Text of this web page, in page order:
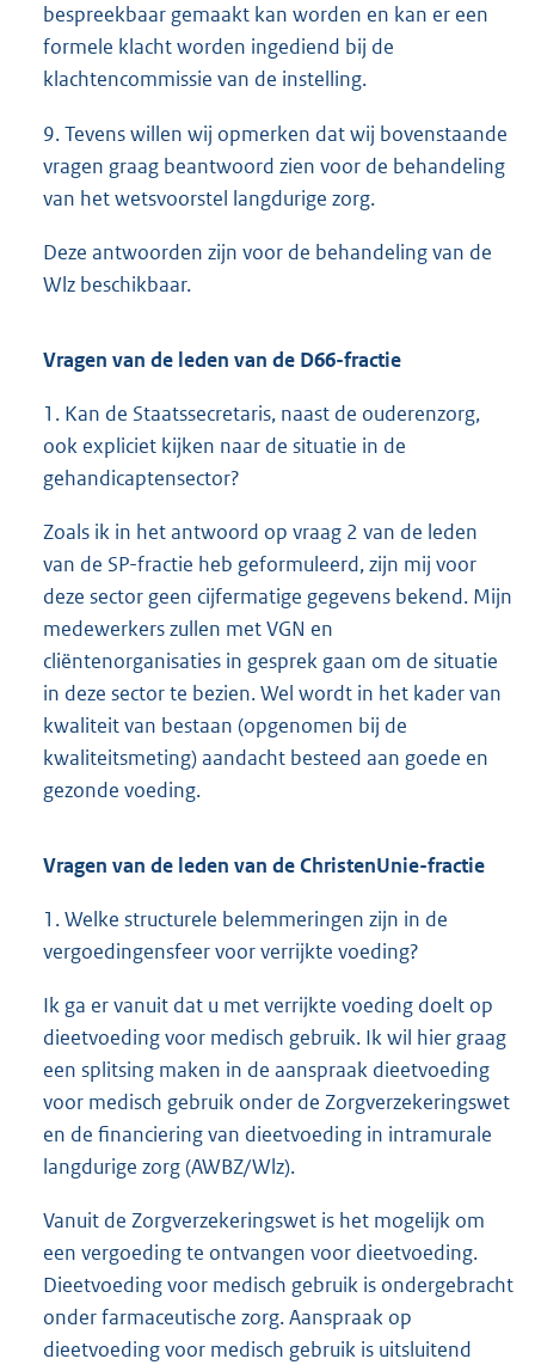
bespreekbaar gemaakt kan worden en kan er een
formele klacht worden ingediend bij de
klachtencommissie van de instelling.
9. Tevens willen wij opmerken dat wij bovenstaande
vragen graag beantwoord zien voor de behandeling
van het wetsvoorstel langdurige zorg.
Deze antwoorden zijn voor de behandeling van de
Wlz beschikbaar.
Vragen van de leden van de D66-fractie
1. Kan de Staatssecretaris, naast de ouderenzorg,
ook expliciet kijken naar de situatie in de
gehandicaptensector?
Zoals ik in het antwoord op vraag 2 van de leden
van de SP-fractie heb geformuleerd, zijn mij voor
deze sector geen cijfermatige gegevens bekend. Mijn
medewerkers zullen met VGN en
cliëntenorganisaties in gesprek gaan om de situatie
in deze sector te bezien. Wel wordt in het kader van
kwaliteit van bestaan (opgenomen bij de
kwaliteitsmeting) aandacht besteed aan goede en
gezonde voeding.
Vragen van de leden van de ChristenUnie-fractie
1. Welke structurele belemmeringen zijn in de
vergoedingensfeer voor verrijkte voeding?
Ik ga er vanuit dat u met verrijkte voeding doelt op
dieetvoeding voor medisch gebruik. Ik wil hier graag
een splitsing maken in de aanspraak dieetvoeding
voor medisch gebruik onder de Zorgverzekeringswet
en de financiering van dieetvoeding in intramurale
langdurige zorg (AWBZ/Wlz).
Vanuit de Zorgverzekeringswet is het mogelijk om
een vergoeding te ontvangen voor dieetvoeding.
Dieetvoeding voor medisch gebruik is ondergebracht
onder farmaceutische zorg. Aanspraak op
dieetvoeding voor medisch gebruik is uitsluitend